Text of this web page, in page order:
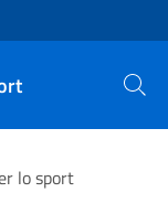
Cerca
lo sport